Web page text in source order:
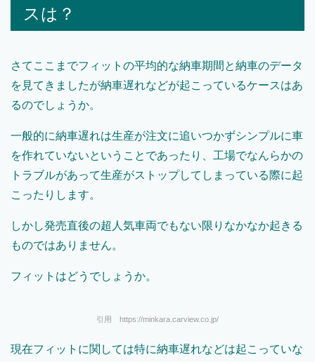
スは？
さてここまでフィットの平均的な納車期間と納車のデータ
を見てきましたが納車遅れなどが起こっているケースはあ
るのでしょうか。
一般的に納車遅れは生産が注文に追いつかずシンプルに車
を作れていないということであったり、工場でなんらかの
トラブルがあって生産がストップしてしまっている際に起
こったりします。
しかし発売直後の超人気車両でもない限りなかなか起きる
ものではありません。
フィットはどうでしょうか。
引用 https://minkara.carview.co.jp/
現在フィットに関しては特に納車遅れなどは起こっていな